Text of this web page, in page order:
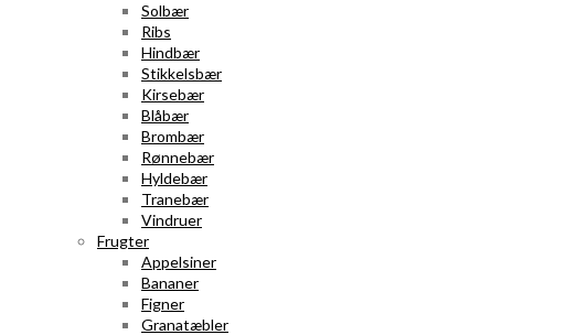
Solbær
Ribs
Hindbær
Stikkelsbær
Kirsebær
Blåbær
Brombær
Rønnebær
Hyldebær
Tranebær
Vindruer
Frugter
Appelsiner
Bananer
Figner
Granatæbler